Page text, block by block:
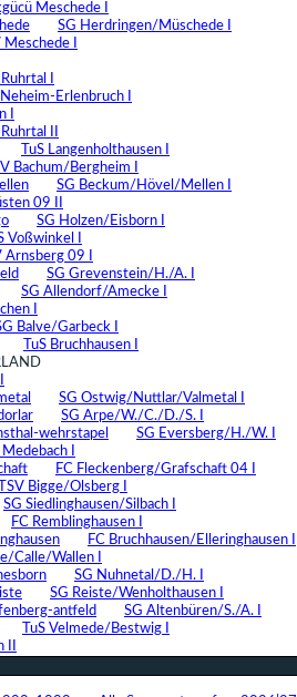
Meschede I
SG Herdringen/Müschede I
Meschede I
I
Neheim-Erlenbruch I
I
II
TuS Langenholthausen I
Bachum/Bergheim I
SG Beckum/Hövel/Mellen I
09 II
SG Holzen/Eisborn I
Voßwinkel I
Arnsberg 09 I
SG Grevenstein/H./A. I
SG Allendorf/Amecke I
I
Balve/Garbeck I
TuS Bruchhausen I
SG Ostwig/Nuttlar/Valmetal I
SG Arpe/W./C./D./S. I
SG Eversberg/H./W. I
Medebach I
FC Fleckenberg/Grafschaft 04 I
TSV Bigge/Olsberg I
SG Siedlinghausen/Silbach I
FC Remblinghausen I
FC Bruchhausen/Elleringhausen I
Calle/Wallen I
SG Nuhnetal/D./H. I
SG Reiste/Wenholthausen I
SG Altenbüren/S./A. I
TuS Velmede/Bestwig I
II